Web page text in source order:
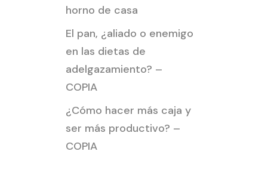
horno de casa
El pan, ¿aliado o enemigo
en las dietas de
adelgazamiento? –
COPIA
¿Cómo hacer más caja y
ser más productivo? –
COPIA